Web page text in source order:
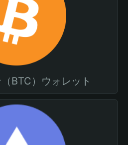
BTC）ウォレット